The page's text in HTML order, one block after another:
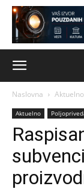
Naslovna Aktuelno
Aktuelno